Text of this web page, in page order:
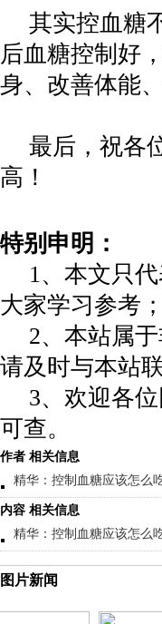
其实控血糖
后血糖控制好
身、改善体能
最后，祝各
高！
特别申明：
1、本文只
大家学习参考；
2、本站属
请及时与本站
3、欢迎各
可查。
作者 相关信息
精华：控制血糖应该怎么
内容 相关信息
精华：控制血糖应该怎么
图片新闻